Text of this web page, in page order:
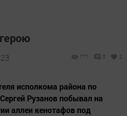
771 0 2
исполкома района по
Рузанов побывал на
аллеи кенотафов под